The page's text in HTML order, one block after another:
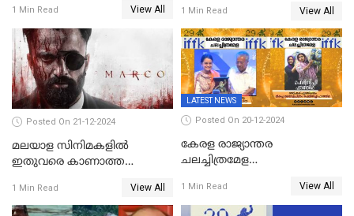
സ്ഥിരീകരിച്ച് മോഹൻലാൽ
1 Min Read View All 1 Min Read View All
Posted On 21-12-2024
മലയാള സിനിമകളിൽ
ഇതുവരെ കാണാത്ത
മുകുന്ദൻ ചിത്രം മാർക്കോ
1 Min Read View All
LATEST NEWS
Posted On 20-12-2024
കേരള രാജ്യാന്തര
ചലച്ചിത്രമേള
സിനിമ അവാര്‍ഡ്
സംവിധായിക പായല്‍
1 Min Read View All